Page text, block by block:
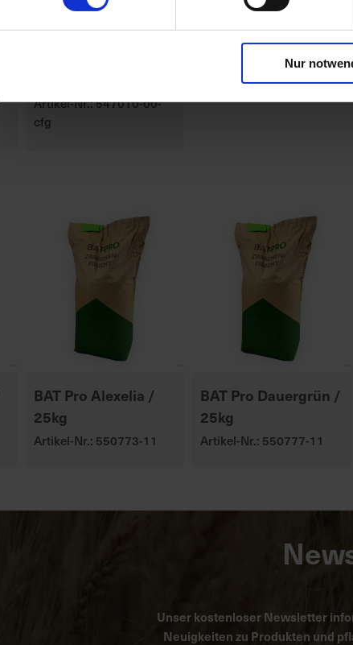
Nur
Artikel-Nr.: 547010-00-
cfg
BAT Pro Alexelia /
25kg
Artikel-Nr.: 550773-11
BAT Pro Dauergrün /
25kg
Artikel-Nr.: 550777-11
Unser kostenloser Newsletter
Neuigkeiten zu Produkten und